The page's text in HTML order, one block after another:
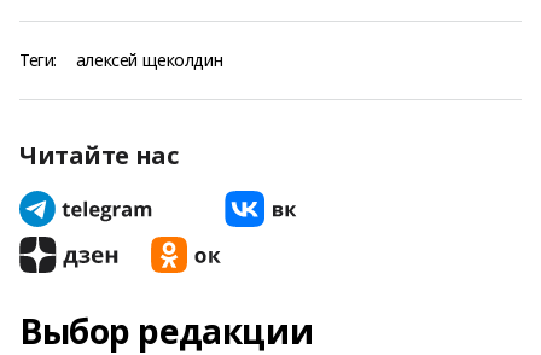
Теги: алексей щеколдин
Читайте нас
Выбор редакции